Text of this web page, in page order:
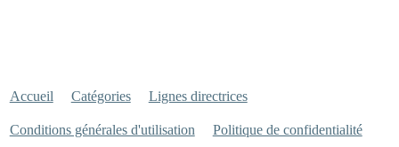
Accueil Catégories Lignes directrices
Conditions générales d'utilisation Politique de confidentialité